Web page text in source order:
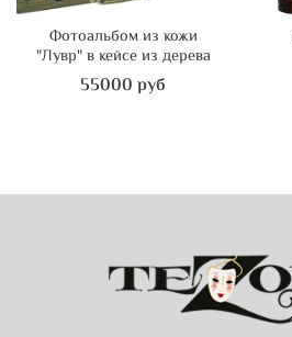
Фотоальбом из кожи
"Лувр" в кейсе из дерева
55000 руб